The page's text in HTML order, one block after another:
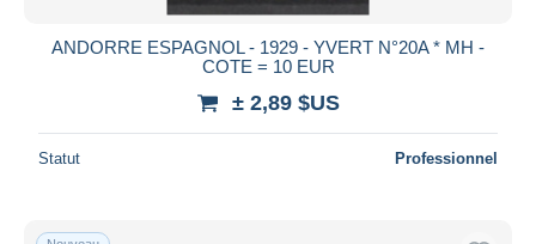
ANDORRE ESPAGNOL - 1929 - YVERT N°20A * MH -
COTE = 10 EUR
± 2,89 $US
Statut Professionnel